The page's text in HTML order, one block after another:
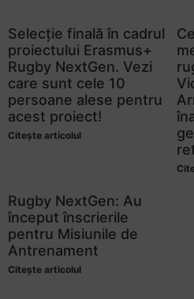
Selecție finală în cadrul
proiectului Erasmus+
Rugby NextGen. Vezi
care sunt cele 10
persoane alese pentru
acest proiect!
Citește articolul
Rugby NextGen: Au
început înscrierile
pentru Misiunile de
Antrenament
Citește articolul